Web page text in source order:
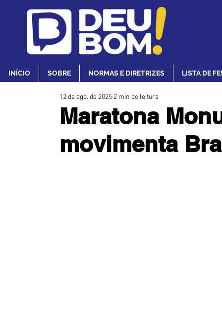
INÍCIO SOBRE NORMAS E DIRETRIZES LISTA DE
Maratona
movimenta
12 de ago. de 2025 2 min de leitura